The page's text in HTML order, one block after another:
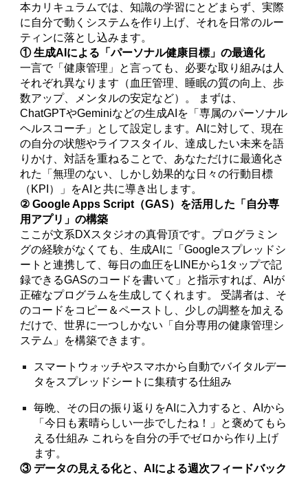
本カリキュラムでは、知識の学習にとどまらず、実際
に自分で動くシステムを作り上げ、それを日常のルー
ティンに落とし込みます。
① 生成AIによる「パーソナル健康目標」の最適化
一言で「健康管理」と言っても、必要な取り組みは人
それぞれ異なります（血圧管理、睡眠の質の向上、歩
数アップ、メンタルの安定など）。 まずは、
ChatGPTやGeminiなどの生成AIを「専属のパーソナル
ヘルスコーチ」として設定します。AIに対して、現在
の自分の状態やライフスタイル、達成したい未来を語
りかけ、対話を重ねることで、あなただけに最適化さ
れた「無理のない、しかし効果的な日々の行動目標
（KPI）」をAIと共に導き出します。
② Google Apps Script（GAS）を活用した「自分専
用アプリ」の構築
ここが文系DXスタジオの真骨頂です。プログラミン
グの経験がなくても、生成AIに「Googleスプレッドシ
ートと連携して、毎日の血圧をLINEから1タップで記
録できるGASのコードを書いて」と指示すれば、AIが
正確なプログラムを生成してくれます。 受講者は、そ
のコードをコピー＆ペーストし、少しの調整を加える
だけで、世界に一つしかない「自分専用の健康管理シ
ステム」を構築できます。
スマートウォッチやスマホから自動でバイタルデー
タをスプレッドシートに集積する仕組み
毎晩、その日の振り返りをAIに入力すると、AIから
「今日も素晴らしい一歩でしたね！」と褒めてもら
える仕組み これらを自分の手でゼロから作り上げ
ます。
③ データの見える化と、AIによる週次フィードバック